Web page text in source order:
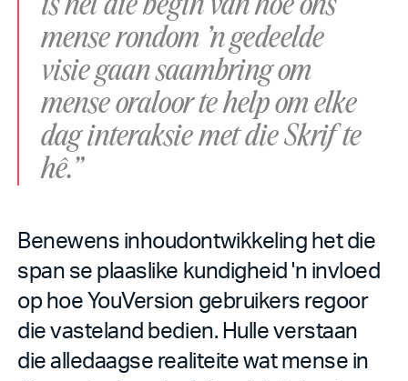
mense rondom ’n gedeelde
visie gaan saambring om
mense oraloor te help om elke
dag interaksie met die Skrif te
hê.”
Benewens inhoudontwikkeling het die
span se plaaslike kundigheid 'n invloed
op hoe YouVersion gebruikers regoor
die vasteland bedien. Hulle verstaan
die alledaagse realiteite wat mense in